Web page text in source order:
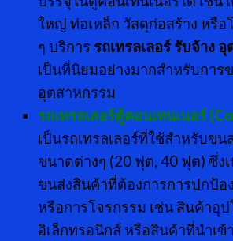
ใหญ่ ท่อเหล็ก วัสดุก่อสร้าง หรือ
ๆ บริการ รถเทรลเลอร์ รับจ้าง
เป็นที่นิยมอย่างมากสำหรับการ
อุตสาหกรรม
รถเทรลเลอร์ตู้คอนเทนเนอร์ (
เป็นรถเทรลเลอร์ที่ใช้สำหรับขน
ขนาดต่างๆ (20 ฟุต, 40 ฟุต) ซึ่ง
ขนส่งสินค้าที่ต้องการการปกป้อ
หรือการโจรกรรม เช่น สินค้าอุ
อิเล็กทรอนิกส์ หรือสินค้าที่นำเข้